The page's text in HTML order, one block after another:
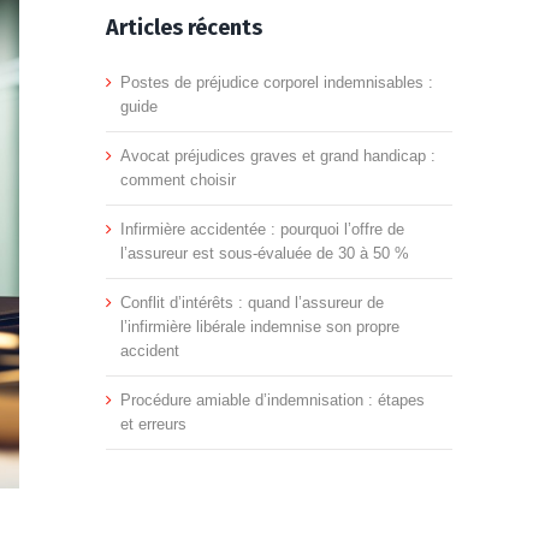
Articles récents
Postes de préjudice corporel indemnisables :
guide
Avocat préjudices graves et grand handicap :
comment choisir
Infirmière accidentée : pourquoi l’offre de
l’assureur est sous-évaluée de 30 à 50 %
Conflit d’intérêts : quand l’assureur de
l’infirmière libérale indemnise son propre
accident
Procédure amiable d’indemnisation : étapes
et erreurs